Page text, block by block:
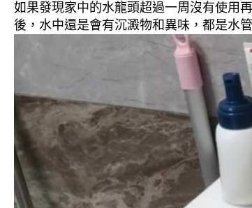
如果發現家中的水龍頭超過一周沒有使用
後，水中還是會有沉澱物和異味，都是水